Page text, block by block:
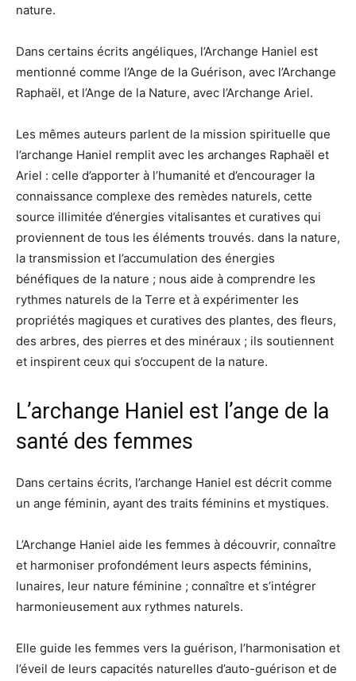
nature.
Dans certains écrits angéliques, l’Archange Haniel est
mentionné comme l’Ange de la Guérison, avec l’Archange
Raphaël, et l’Ange de la Nature, avec l’Archange Ariel.
Les mêmes auteurs parlent de la mission spirituelle que
l’archange Haniel remplit avec les archanges Raphaël et
Ariel : celle d’apporter à l’humanité et d’encourager la
connaissance complexe des remèdes naturels, cette
source illimitée d’énergies vitalisantes et curatives qui
proviennent de tous les éléments trouvés. dans la nature,
la transmission et l’accumulation des énergies
bénéfiques de la nature ; nous aide à comprendre les
rythmes naturels de la Terre et à expérimenter les
propriétés magiques et curatives des plantes, des fleurs,
des arbres, des pierres et des minéraux ; ils soutiennent
et inspirent ceux qui s’occupent de la nature.
L’archange Haniel est l’ange de la
santé des femmes
Dans certains écrits, l’archange Haniel est décrit comme
un ange féminin, ayant des traits féminins et mystiques.
L’Archange Haniel aide les femmes à découvrir, connaître
et harmoniser profondément leurs aspects féminins,
lunaires, leur nature féminine ; connaître et s’intégrer
harmonieusement aux rythmes naturels.
Elle guide les femmes vers la guérison, l’harmonisation et
l’éveil de leurs capacités naturelles d’auto-guérison et de